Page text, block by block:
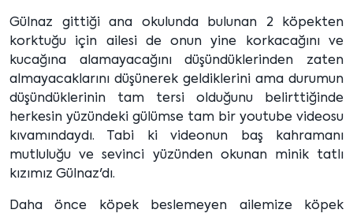
Gülnaz gittiği ana okulunda bulunan 2 köpekten
korktuğu için ailesi de onun yine korkacağını ve
kucağına alamayacağını düşündüklerinden zaten
almayacaklarını düşünerek geldiklerini ama durumun
düşündüklerinin tam tersi olduğunu belirttiğinde
herkesin yüzündeki gülümse tam bir youtube videosu
kıvamındaydı. Tabi ki videonun baş kahramanı
mutluluğu ve sevinci yüzünden okunan minik tatlı
kızımız Gülnaz'dı.
Daha önce köpek beslemeyen ailemize köpek